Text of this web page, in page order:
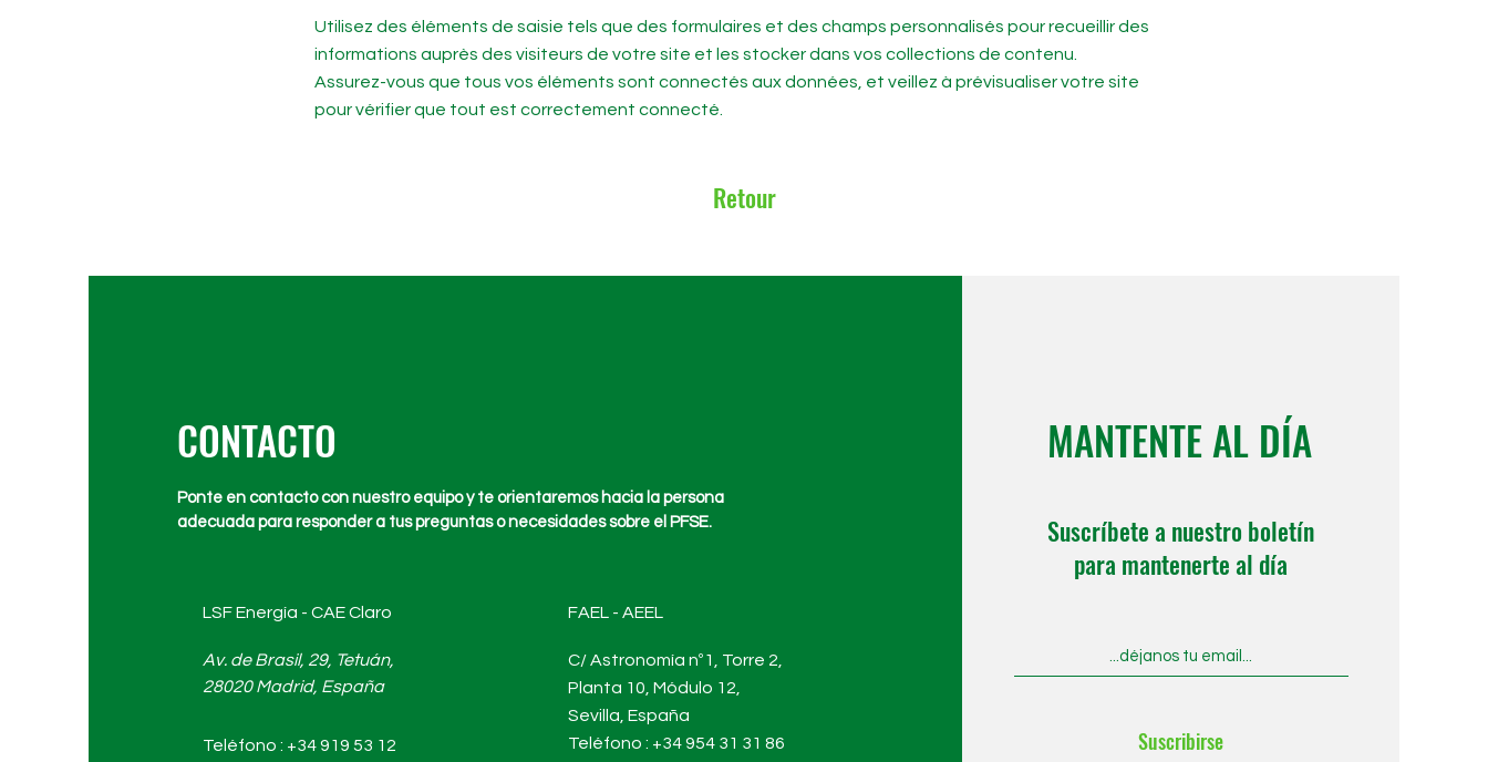
Utilisez des éléments de saisie tels que des formulaires et des champs personnalisés pour recueillir des
informations auprès des visiteurs de votre site et les stocker dans vos collections de contenu.
Assurez-vous que tous vos éléments sont connectés aux données, et veillez à prévisualiser votre site
pour vérifier que tout est correctement connecté.
Retour
CONTACTO
Ponte en contacto con nuestro equipo y te orientaremos hacia la persona
adecuada para responder a tus preguntas o necesidades sobre el PFSE.
LSF Energía - CAE Claro
Av. de Brasil, 29, Tetuán,
28020 Madrid, España
Teléfono : +34 919 53 12
FAEL - AEEL
C/ Astronomía nº1, Torre 2,
Planta 10, Módulo 12,
Sevilla, España
Teléfono : +34954 31 31 86
MANTENTE AL DÍA
Suscríbete a nuestro boletín
para mantenerte al día
Suscribirse